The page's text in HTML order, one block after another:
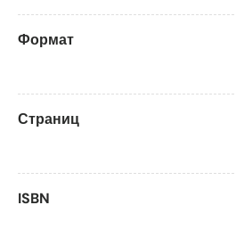
Формат
Страниц
ISBN